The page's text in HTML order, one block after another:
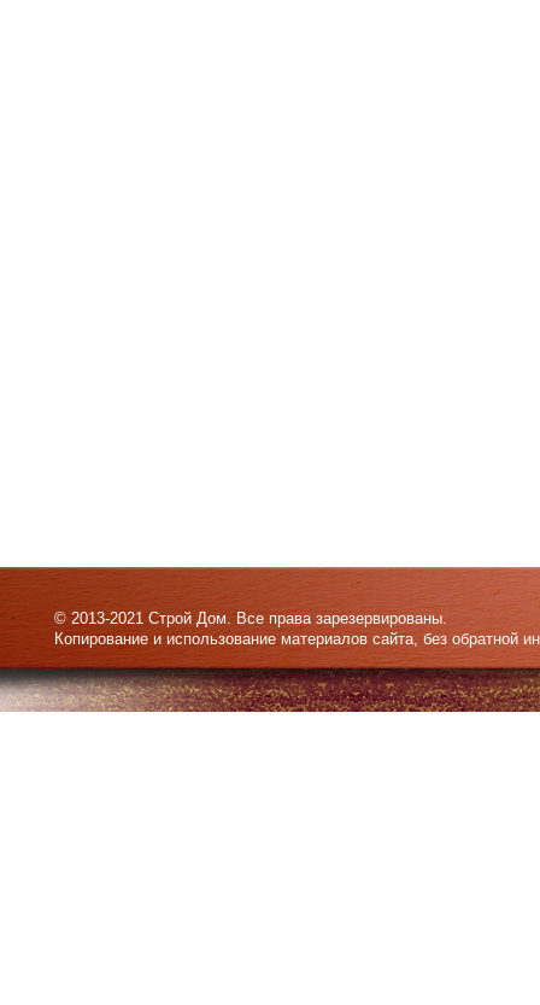
© 2013-2021 Строй Дом. Все права зарезервированы.
Копирование и использование материалов сайта, без обратной